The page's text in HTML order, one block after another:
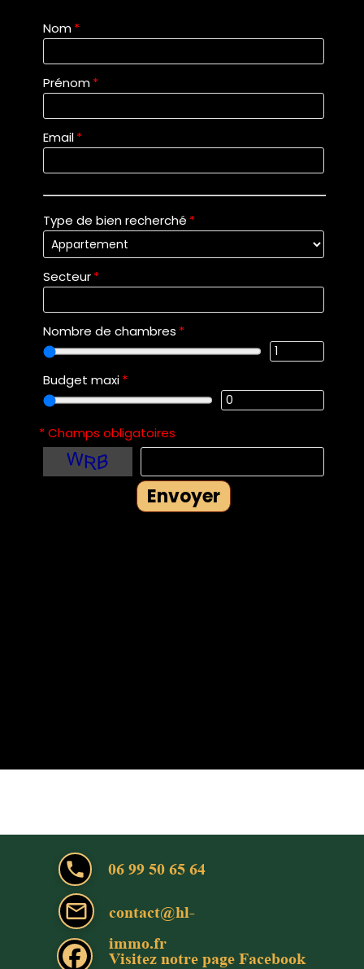
mail_outline
local_phone
contact@hl-
immo.fr
06 99 50 65 64
Visitez notre page Facebook
Nom*
Prénom*
Email*
Type de bien recherché *
Secteur*
Nombre de chambres *
Budget maxi*
* Champs obligatoires
Envoyer